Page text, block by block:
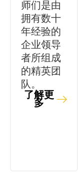
师们是由
拥有数十
年经验的
企业领导
者所组成
的精英团
队。
了解更
多